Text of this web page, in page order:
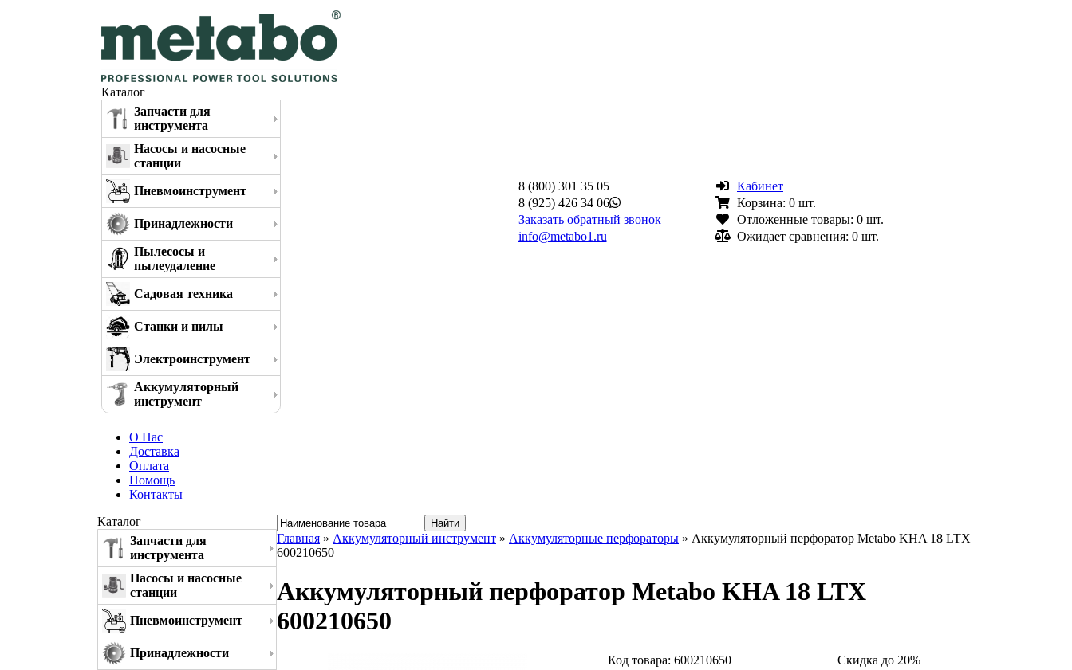
Каталог
Запчасти для
инструмента
Насосы и насосные
станции
Пневмоинструмент
Принадлежности
Пылесосы и
пылеудаление
Садовая техника
Станки и пилы
Электроинструмент
Аккумуляторный
инструмент
8 (800) 301 35 05
8 (925) 426 34 06
Заказать обратный звонок
info@metabo1.ru
Кабинет
Корзина: 0 шт.
Отложенные товары: 0 шт.
Ожидает сравнения: 0 шт.
О Нас
Доставка
Оплата
Помощь
Контакты
Каталог
Запчасти для
инструмента
Насосы и насосные
станции
Пневмоинструмент
Принадлежности
Главная » Аккумуляторный инструмент » Аккумуляторные перфораторы » Аккумуляторный перфоратор Metabo KHA 18 LTX
600210650
Аккумуляторный перфоратор Metabo KHA 18 LTX
600210650
Код товара: 600210650
Скидка до 20%